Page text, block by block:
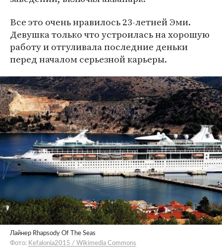
Все это очень нравилось 23-летней Эми.
Девушка только что устроилась на хорошую
работу и отгуливала последние деньки
перед началом серьезной карьеры.
Лайнер Rhapsody Of The Seas
Фото: Kefalonia2015 / Wikimedia Commons